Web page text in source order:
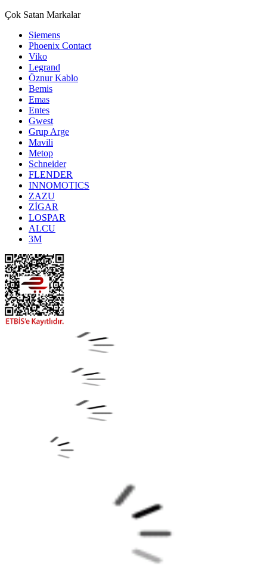
Çok Satan Markalar
Siemens
Phoenix Contact
Viko
Legrand
Öznur Kablo
Bemis
Emas
Entes
Gwest
Grup Arge
Mavili
Metop
Schneider
FLENDER
INNOMOTICS
ZAZU
ZİGAR
LOSPAR
ALCU
3M